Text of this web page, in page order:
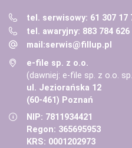
tel. serwisowy: 61 307 17
tel. awaryjny: 883 784 626
mail:serwis@fillup.pl
e-file sp. z o.o.
(dawniej: e-file sp. z o.o.
ul. Jeziorańska 12
(60-461) Poznań
NIP: 7811934421
Regon: 365695953
KRS: 0001202973